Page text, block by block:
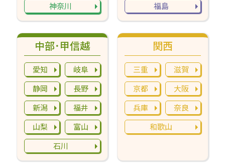
中部･甲信越
愛知
岐阜
静岡
長野
新潟
福井
山梨
富山
石川
関西
三重
滋賀
京都
大阪
兵庫
奈良
和歌山
神奈川
福島